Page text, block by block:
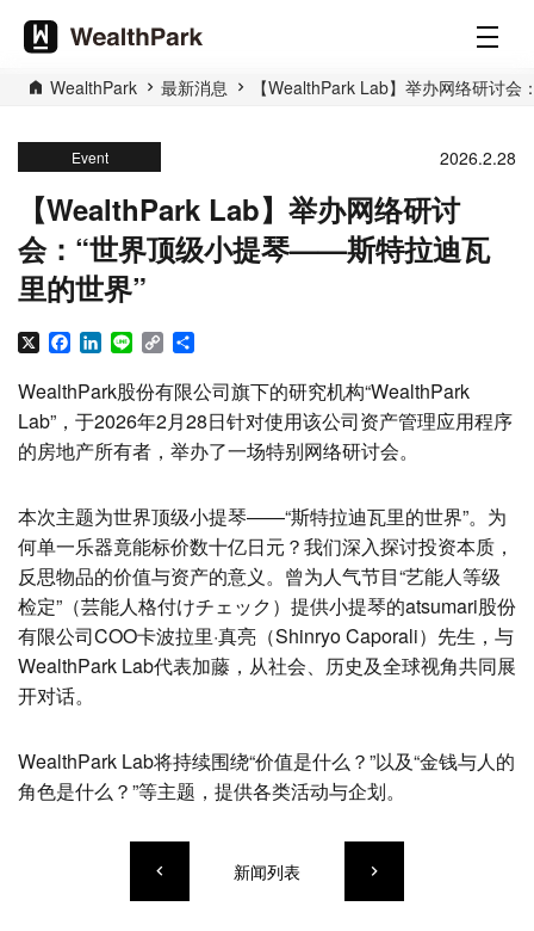
WealthPark 最新消息 【WealthPark Lab】举办网络研讨
Event 2026.2.28
【WealthPark Lab】举办网络研讨
会：“世界顶级小提琴——斯特拉迪瓦
里的世界”
X Facebook
LinkedIn
Line Copy
WealthPark股份有限公司旗下的研究机构“WealthPark
Lab”，于2026年2月28日针对使用该公司资产管理应用程序
的房地产所有者，举办了一场特别网络研讨会。
本次主题为世界顶级小提琴——“斯特拉迪瓦里的世界”。为
何单一乐器竟能标价数十亿日元？我们深入探讨投资本质，
反思物品的价值与资产的意义。曾为人气节目“艺能人等级
检定”（芸能人格付けチェック）提供小提琴的atsumari股份
有限公司COO卡波拉里·真亮（Shinryo Caporali）先生，与
WealthPark Lab代表加藤，从社会、历史及全球视角共同展
开对话。
WealthPark Lab将持续围绕“价值是什么？”以及“金钱与人的
角色是什么？”等主题，提供各类活动与企划。
keyboard_arrow_left 新闻列表 keyboard_arrow_right